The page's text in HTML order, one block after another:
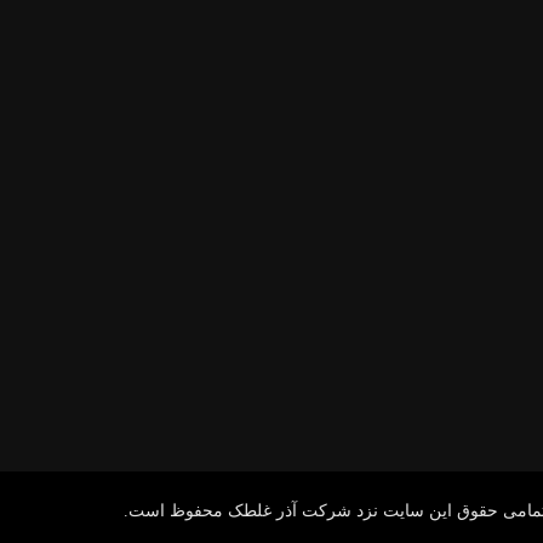
حقوق این سایت نزد شرکت آذر غلطک محفوظ است.